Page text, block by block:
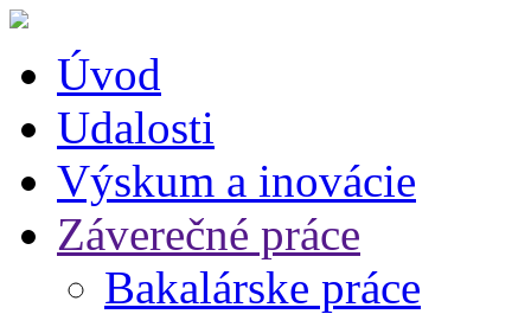
Úvod
Udalosti
Výskum a inovácie
Záverečné práce
Bakalárske práce